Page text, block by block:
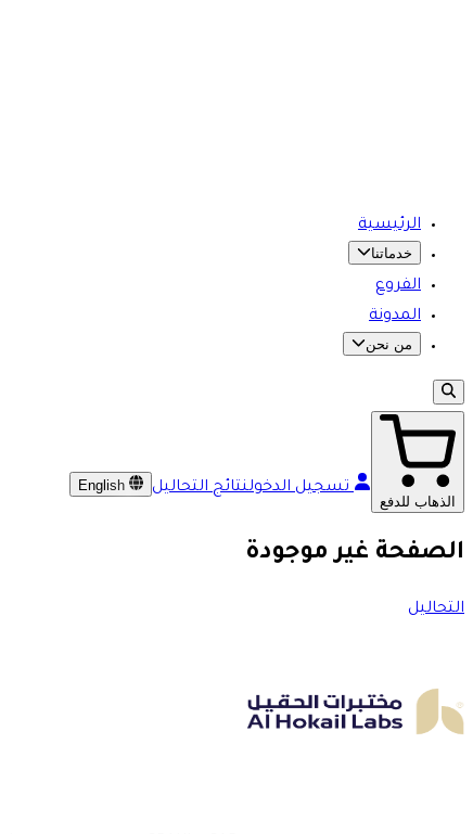
الرئيسية
خدماتنا
الفروع
المدونة
من نحن
الذهاب للدفع
تسجيل الدخولنتائج التحاليل English
الصفحة غير موجودة
التحاليل